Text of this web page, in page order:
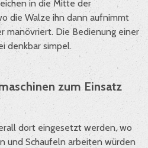
in die Mitte der
die Walze ihn dann aufnimmt
manövriert. Die Bedienung einer
denkbar simpel.
zum Einsatz
dort eingesetzt werden, wo
und Schaufeln arbeiten würden